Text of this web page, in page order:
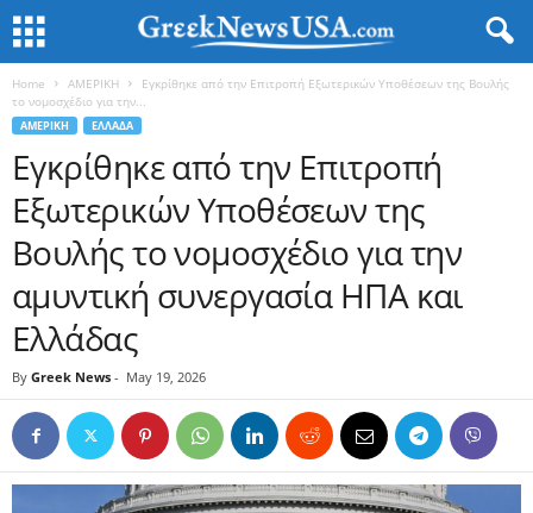
Home ΑΜΕΡΙΚΗ
Εγκρίθηκε από την Επιτροπή Εξωτερικών Υποθέσεων της Βουλής
το νομοσχέδιο για την...
ΑΜΕΡΙΚΗ ΕΛΛΑΔΑ
Εγκρίθηκε από την Επιτροπή
Εξωτερικών Υποθέσεων της
Βουλής το νομοσχέδιο για την
αμυντική συνεργασία ΗΠΑ και
Ελλάδας
By Greek News - May 19, 2026